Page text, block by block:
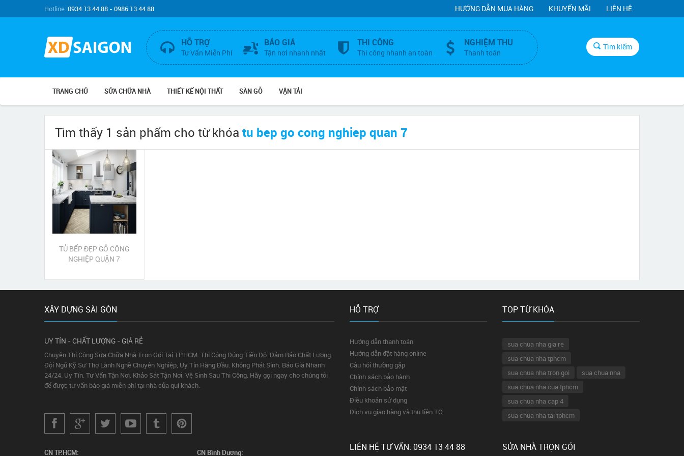
Hotline:0934.13.44.88 - 0986.13.44.88 HƯỚNG DẪN MUA HÀNG KHUYẾN MÃI LIÊN HỆ
HỖ TRỢ
Tư Vấn Miễn Phí
BÁO GIÁ
Tận nơi nhanh nhất
THI CÔNG
Thi công nhanh an toàn
NGHIỆM THU
Thanh toán
Tìm kiếm
TRANG CHỦ SỬA CHỮA NHÀ THIẾT KẾ NỘI THẤT SÀN GỖ VẬN TẢI
Tìm thấy 1 sản phẩm cho từ khóa tu bep go cong nghiep quan 7
TỦ BẾP ĐẸP GỖ CÔNG
NGHIỆP QUẬN 7
XÂY DỰNG SÀI GÒN
UY TÍN - CHẤT LƯỢNG - GIÁ RẺ
Chuyên Thi Công Sửa Chữa Nhà Trọn Gói Tại TP.HCM. Thi Công Đúng Tiến Độ. Đảm Bảo Chất Lượng.
Đội Ngũ Kỹ Sư Thợ Lành Nghề Chuyên Nghiệp, Uy Tín Hàng Đầu. Không Phát Sinh. Báo Giá Nhanh
24/24. Uy Tín. Tư Vấn Tận Nơi. Khảo Sát Tận Nơi. Vệ Sinh Sau Thi Công. Hãy gọi ngay cho chúng tôi
để được tư vấn báo giá miễn phí tại nhà của quí khách.
CN TP.HCM: CN Bình Dương:
HỖ TRỢ
Hướng dẫn thanh toán
Hướng dẫn đặt hàng online
Câu hỏi thường gặp
Chính sách bảo hành
Chính sách bảo mật
Điều khoản sử dụng
Dịch vụ giao hàng và thu tiền TQ
TOP TỪ KHÓA
sua chua nha gia re
sua chua nha tphcm
sua chua nha tron goi
sua chua nha
sua chua nha cua tphcm
sua chua nha cap 4
sua chua nha tai tphcm
LIÊN HỆ TƯ VẤN: 0934 13 44 88 SỬA NHÀ TRỌN GÓI